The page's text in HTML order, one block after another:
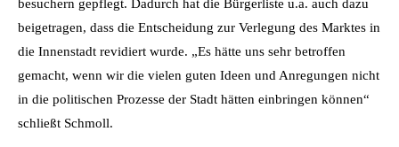
besuchern gepflegt. Dadurch hat die Bürgerliste u.a. auch dazu
beigetragen, dass die Entscheidung zur Verlegung des Marktes in
die Innenstadt revidiert wurde. „Es hätte uns sehr betroffen
gemacht, wenn wir die vielen guten Ideen und Anregungen nicht
in die politischen Prozesse der Stadt hätten einbringen können“
schließt Schmoll.